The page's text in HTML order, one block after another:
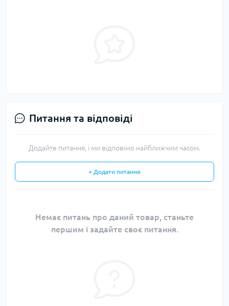
Питання та відповіді
Додайте питання, і ми відповімо найближчим часом.
+ Додати питання
Немає питань про даний товар, станьте
першим і задайте своє питання.